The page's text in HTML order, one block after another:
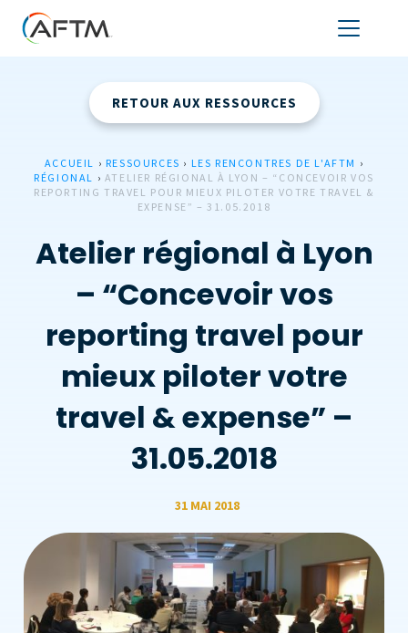
RETOUR AUX RESSOURCES
ACCUEIL › RESSOURCES › LES RENCONTRES DE L'AFTM ›
RÉGIONAL › ATELIER RÉGIONAL À LYON – “CONCEVOIR VOS
REPORTING TRAVEL POUR MIEUX PILOTER VOTRE TRAVEL &
EXPENSE” – 31.05.2018
Atelier régional à Lyon
– “Concevoir vos
reporting travel pour
mieux piloter votre
travel & expense” –
31.05.2018
31 MAI 2018